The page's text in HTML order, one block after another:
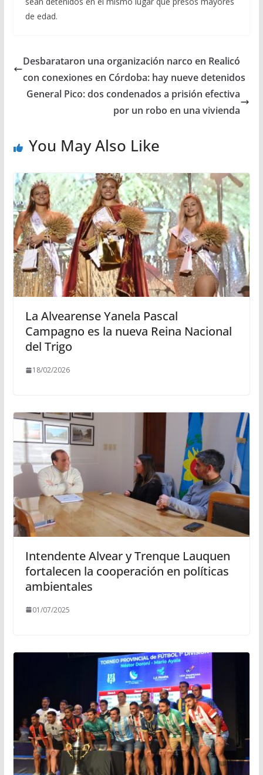
de edad.
Desbarataron una organización narco en Realicó
con conexiones en Córdoba: hay nueve detenidos
General Pico: dos condenados a prisión efectiva
por un robo en una vivienda
You May Also Like
La Alvearense Yanela Pascal
Campagno es la nueva Reina Nacional
del Trigo
18/02/2026
Intendente Alvear y Trenque Lauquen
fortalecen la cooperación en políticas
ambientales
01/07/2025